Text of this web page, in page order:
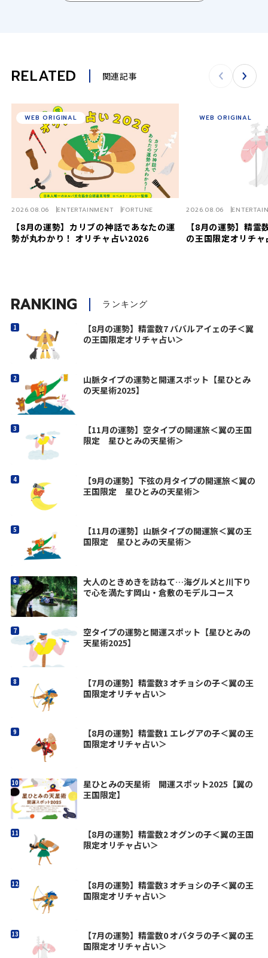
RELATED 関連記事
【8月の運勢】カリブの神話であなたの運
勢が丸わかり！ オリチャ占い2026
2026.08.06 ENTERTAINMENT FORTUNE
WEB ORIGINAL
【8月の運勢】精霊
の王国限定オリチャ
2026.08.06
WEB ORIGINAL
RANKING ランキング
【8月の運勢】精霊数7 ババルアイェの子＜翼
の王国限定オリチャ占い＞
山脈タイプの運勢と開運スポット【星ひとみ
の天星術2025】
【11月の運勢】空タイプの開運旅＜翼の王国
限定 星ひとみの天星術＞
【9月の運勢】下弦の月タイプの開運旅＜翼の
王国限定 星ひとみの天星術＞
【11月の運勢】山脈タイプの開運旅＜翼の王
国限定 星ひとみの天星術＞
大人のときめきを訪ねて…海グルメと川下り
で心を満たす岡山・倉敷のモデルコース
空タイプの運勢と開運スポット【星ひとみの
天星術2025】
【7月の運勢】精霊数3 オチョシの子＜翼の王
国限定オリチャ占い＞
【8月の運勢】精霊数1 エレグアの子＜翼の王
国限定オリチャ占い＞
星ひとみの天星術 開運スポット2025【翼の
王国限定】
【8月の運勢】精霊数2 オグンの子＜翼の王国
限定オリチャ占い＞
【8月の運勢】精霊数3 オチョシの子＜翼の王
国限定オリチャ占い＞
【7月の運勢】精霊数0 オバタラの子＜翼の王
国限定オリチャ占い＞